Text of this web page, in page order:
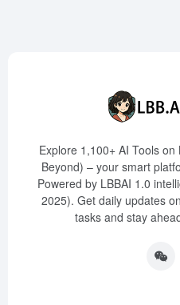
Explore 1,100+ AI Tools
Beyond) – your smart
Powered by LBBAI 1.0
2025). Get daily updates
tasks and stay